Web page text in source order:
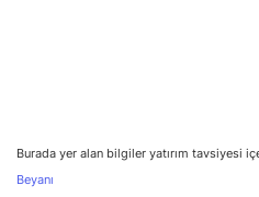
Burada yer alan bilgiler yatırım tavsiyesi
Beyanı